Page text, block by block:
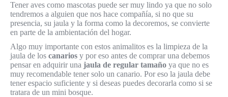
Tener aves como mascotas puede ser muy lindo ya que no solo
tendremos a alguien que nos hace compañía, si no que su
presencia, su jaula y la forma como la decoremos, se convierte
en parte de la ambientación del hogar.
Algo muy importante con estos animalitos es la limpieza de la
jaula de los canarios y por eso antes de comprar una debemos
pensar en adquirir una jaula de regular tamaño ya que no es
muy recomendable tener solo un canario. Por eso la jaula debe
tener espacio suficiente y si deseas puedes decorarla como si se
tratara de un mini bosque.